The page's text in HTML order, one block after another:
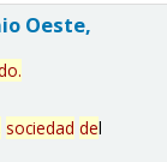
Oeste,
.
sociedad del